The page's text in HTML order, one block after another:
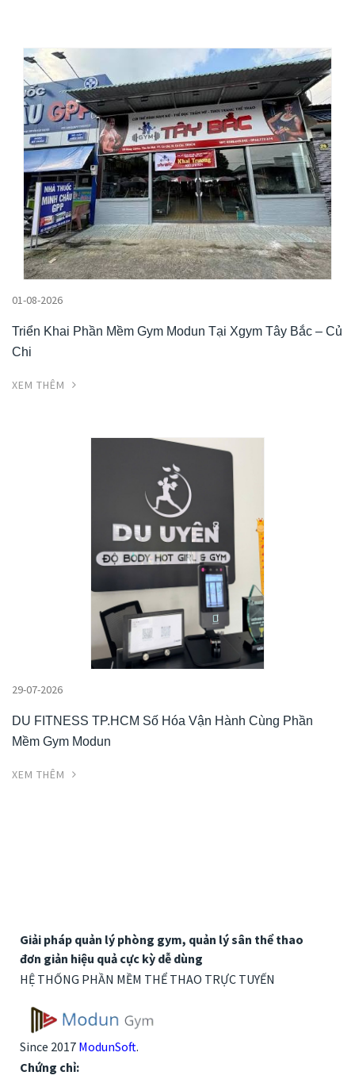
01-08-2026
Triển Khai Phần Mềm Gym Modun Tại Xgym Tây Bắc – Củ
Chi
XEM THÊM
29-07-2026
DU FITNESS TP.HCM Số Hóa Vận Hành Cùng Phần
Mềm Gym Modun
XEM THÊM
Giải pháp quản lý phòng gym, quản lý sân thể thao
đơn giản hiệu quả cực kỳ dễ dùng
HỆ THỐNG PHẦN MỀM THỂ THAO TRỰC TUYẾN
Since 2017 ModunSoft.
Chứng chỉ: